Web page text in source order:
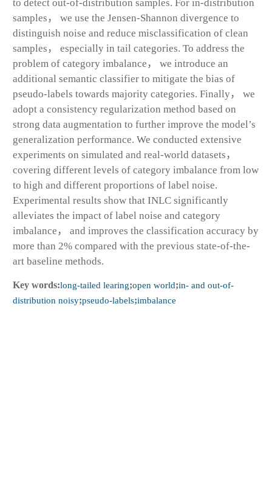
to detect out-of-distribution samples. For in-distribution
samples， we use the Jensen-Shannon divergence to
distinguish noise and reduce misclassification of clean
samples， especially in tail categories. To address the
problem of category imbalance， we introduce an
additional semantic classifier to mitigate the bias of
pseudo-labels towards majority categories. Finally， we
adopt a consistency regularization method based on
strong data augmentation to further improve the model’s
generalization performance. We conducted extensive
experiments on simulated and real-world datasets，
covering different levels of category imbalance from low
to high and different proportions of label noise.
Experimental results show that INLC significantly
alleviates the impact of label noise and category
imbalance， and improves the classification accuracy by
more than 2% compared with the previous state-of-the-
art baseline methods.
Key words:long-tailed learing;open world;in- and out-of-
distribution noisy;pseudo-labels;imbalance